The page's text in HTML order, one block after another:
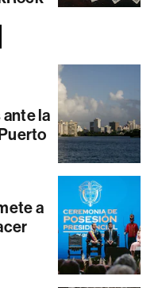
la
a